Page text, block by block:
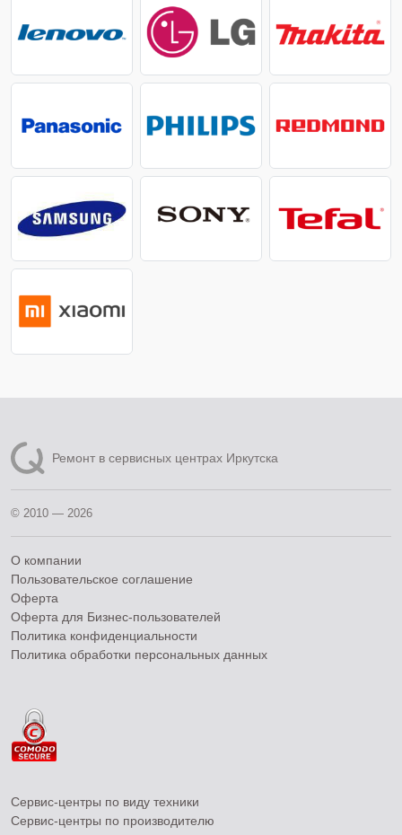
Ремонт в сервисных центрах Иркутска
© 2010 — 2026
О компании
Пользовательское соглашение
Оферта
Оферта для Бизнес-пользователей
Политика конфиденциальности
Политика обработки персональных данных
Сервис-центры по виду техники
Сервис-центры по производителю